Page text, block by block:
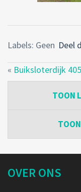
Deel
Labels: Geen
« Buiksloterdijk
TOON
TOON
OVER ONS